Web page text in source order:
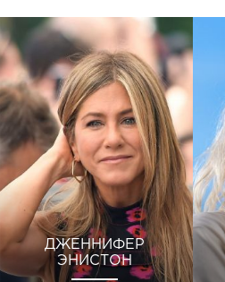
ДЖЕННИФЕР
ЭНИСТОН